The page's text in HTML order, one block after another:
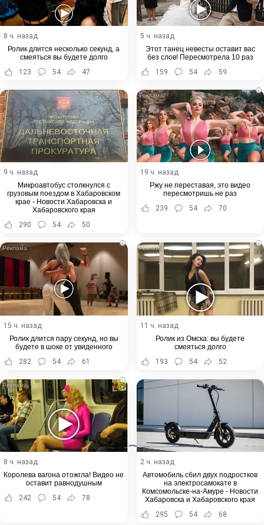
8 ч. назад
Ролик длится несколько секунд, а
смеяться вы будете долго
123
54 47
5 ч. назад
Этот танец невесты оставит вас
без слов! Пересмотрела 10 раз
159
54 59
9 ч. назад
Микроавтобус столкнулся с
грузовым поездом в Хабаровском
крае - Новости Хабаровска и
Хабаровского края
290
54 50
i
19 ч. назад
Ржу не переставая, это видео
пересмотришь не раз
239
54 70
i
15 ч. назад
Ролик длится пару секунд, но вы
будете в шоке от увиденного
282
54 61
i
11 ч. назад
Ролик из Омска: вы будете
смеяться долго
193
54 52
i
8 ч. назад
Королева вагона отожгла! Видео не
оставит равнодушным
242
54 78
2 ч. назад
Автомобиль сбил двух подростков
на электросамокате в
Комсомольске-на-Амуре - Новости
Хабаровска и Хабаровского края
295
54 68